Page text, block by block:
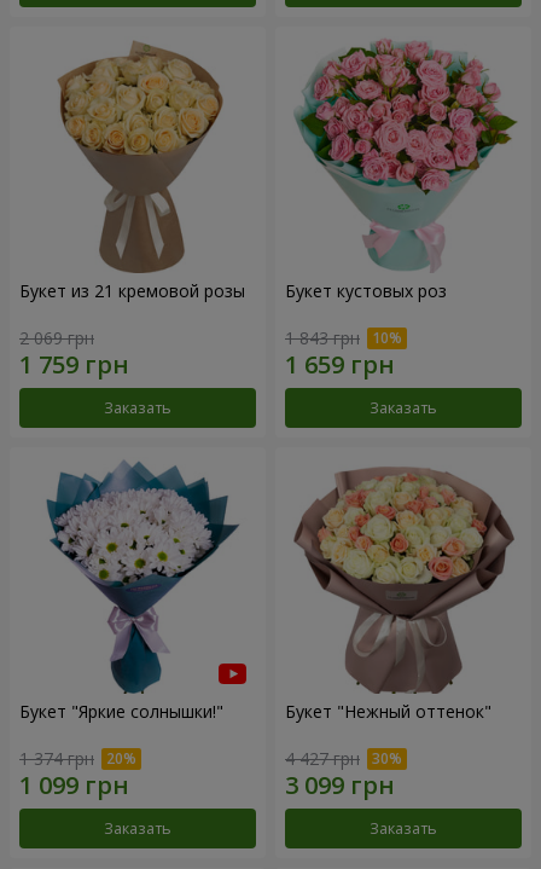
Букет из 21 кремовой розы
2 069 грн
Заказать
Букет кустовых роз
1 843 грн
Заказать
Букет "Яркие солнышки!"
1 374 грн
Заказать
Букет "Нежный оттенок"
4 427 грн
Заказать